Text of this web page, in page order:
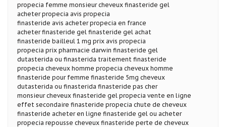
propecia femme monsieur cheveux finasteride gel
acheter propecia avis propecia
finasteride avis acheter propecia en france
acheter finasteride gel finasteride gel achat
finasteride bailleul 1 mg prix avis propecia
propecia prix pharmacie darwin finasteride gel
dutasterida ou finasterida traitement finasteride
propecia cheveux homme propecia cheveux homme
finasteride pour femme finasteride 5mg cheveux
dutasterida ou finasterida finasteride pas cher
monsieur cheveux finasteride gel propecia vente en ligne
effet secondaire finasteride propecia chute de cheveux
finasteride acheter en ligne finasteride gel ou acheter
propecia repousse cheveux finasteride perte de cheveux